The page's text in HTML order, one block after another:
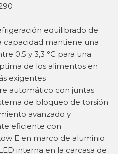
equilibrado de
capacidad mantiene una
0,5 y 3,3 °C para una
de los alimentos en
exigentes
automático con juntas
de bloqueo de torsión
avanzado y
eficiente con
E en marco de aluminio
interna en la carcasa de